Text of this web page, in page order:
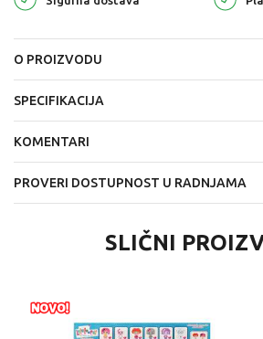
O PROIZVODU
SPECIFIKACIJA
KOMENTARI
PROVERI DOSTUPNOST U RADNJAMA
SLIČNI